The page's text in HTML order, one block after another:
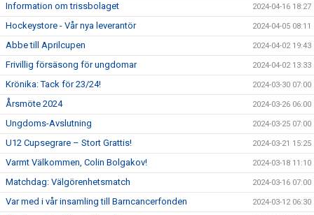
Information om trissbolaget 2024-04-16 18:27
Hockeystore - Vår nya leverantör 2024-04-05 08:11
Abbe till Aprilcupen 2024-04-02 19:43
Frivillig försäsong för ungdomar 2024-04-02 13:33
Krönika: Tack för 23/24! 2024-03-30 07:00
Årsmöte 2024 2024-03-26 06:00
Ungdoms-Avslutning 2024-03-25 07:00
U12 Cupsegrare – Stort Grattis! 2024-03-21 15:25
Varmt Välkommen, Colin Bolgakov! 2024-03-18 11:10
Matchdag: Välgörenhetsmatch 2024-03-16 07:00
Var med i vår insamling till Barncancerfonden 2024-03-12 06:30